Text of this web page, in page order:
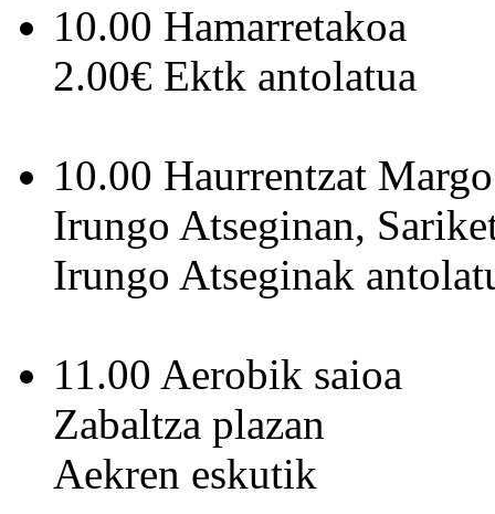
10.00 Hamarretakoa
2.00€ Ektk antolatua
10.00 Haurrentzat
Irungo Atseginan,
Irungo Atseginak
11.00 Aerobik saioa
Zabaltza plazan
Aekren eskutik